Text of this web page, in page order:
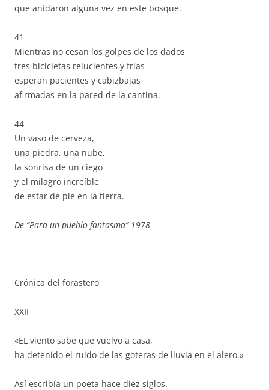
que anidaron alguna vez en este bosque.
41
Mientras no cesan los golpes de los dados
tres bicicletas relucientes y frías
esperan pacientes y cabizbajas
afirmadas en la pared de la cantina.
44
Un vaso de cerveza,
una piedra, una nube,
la sonrisa de un ciego
y el milagro increíble
de estar de pie en la tierra.
De “Para un pueblo fantasma” 1978
Crónica del forastero
XXII
«EL viento sabe que vuelvo a casa,
ha detenido el ruido de las goteras de lluvia en el alero.»
Así escribía un poeta hace diez siglos.